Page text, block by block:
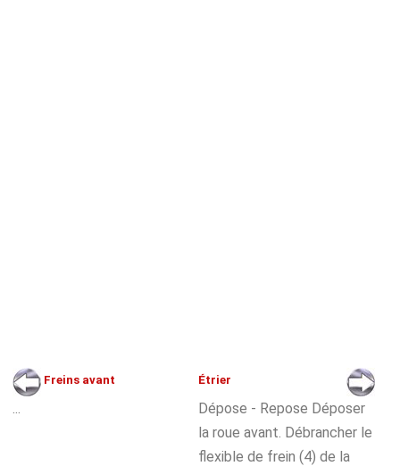
Freins avant Étrier
Dépose - Repose Déposer
la roue avant. Débrancher le
flexible de frein (4) de la